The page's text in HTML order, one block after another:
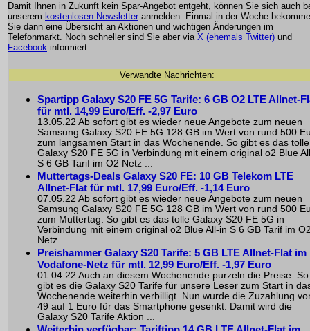
Damit Ihnen in Zukunft kein Spar-Angebot entgeht, können Sie sich auch
unserem kostenlosen Newsletter anmelden. Einmal in der Woche
Sie dann eine Übersicht an Aktionen und wichtigen Änderungen im
Telefonmarkt. Noch schneller sind Sie aber via X (ehemals Twitter) und
Facebook informiert.
Verwandte Nachrichten:
Spartipp Galaxy S20 FE 5G Tarife: 6 GB O2 LTE Allnet-
für mtl. 14,99 Euro/Eff. -2,97 Euro
13.05.22 Ab sofort gibt es wieder neue Angebote zum neuen
Samsung Galaxy S20 FE 5G 128 GB im Wert von rund 500
zum langsamen Start in das Wochenende. So gibt es das tolle
Galaxy S20 FE 5G in Verbindung mit einem original o2 Blue
S 6 GB Tarif im O2 Netz ...
Muttertags-Deals Galaxy S20 FE: 10 GB Telekom LTE
Allnet-Flat für mtl. 17,99 Euro/Eff. -1,14 Euro
07.05.22 Ab sofort gibt es wieder neue Angebote zum neuen
Samsung Galaxy S20 FE 5G 128 GB im Wert von rund 500
zum Muttertag. So gibt es das tolle Galaxy S20 FE 5G in
Verbindung mit einem original o2 Blue All-in S 6 GB Tarif im
Netz ...
Preishammer Galaxy S20 Tarife: 5 GB LTE Allnet-Flat im
Vodafone-Netz für mtl. 12,99 Euro/Eff. -1,97 Euro
01.04.22 Auch an diesem Wochenende purzeln die Preise. So
gibt es die Galaxy S20 Tarife für unsere Leser zum Start in
Wochenende weiterhin verbilligt. Nun wurde die Zuzahlung
49 auf 1 Euro für das Smartphone gesenkt. Damit wird die
Galaxy S20 Tarife Aktion ...